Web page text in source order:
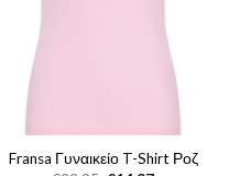
Fransa Γυναικείο T-Shirt Ροζ